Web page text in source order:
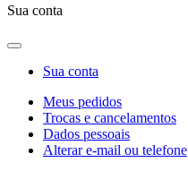
Sua conta
Sua conta
Meus pedidos
Trocas e cancelamentos
Dados pessoais
Alterar e-mail ou telefone